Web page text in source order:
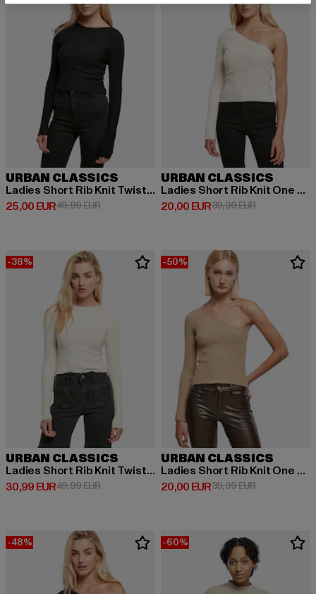
URBAN CLASSICS
Ladies Short Rib Knit Twisted Back
25,00 EUR
Derzeitiger Preis: 25,00 EUR
49,99 EURAktionspreis: 49,99 EUR
URBAN CLASSICS
Ladies Short Rib Knit One Sleeve
20,00 EUR
Derzeitiger Preis: 20,00 EUR
39,99 EURAktionspreis:
-38%
URBAN CLASSICS
Ladies Short Rib Knit Twisted Back
30,99 EUR
Derzeitiger Preis: 30,99 EUR
49,99 EURAktionspreis: 49,99 EUR
-50%
URBAN CLASSICS
Ladies Short Rib Knit One Sleeve
20,00 EUR
Derzeitiger Preis: 20,00 EUR
39,99 EURAktionspreis:
-48% -60%